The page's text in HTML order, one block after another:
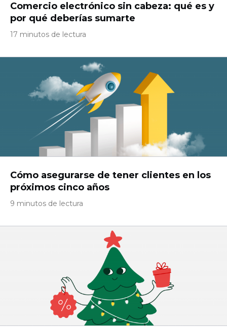
Comercio electrónico sin cabeza: qué es y
por qué deberías sumarte
17 minutos de lectura
Cómo asegurarse de tener clientes en los
próximos cinco años
9 minutos de lectura